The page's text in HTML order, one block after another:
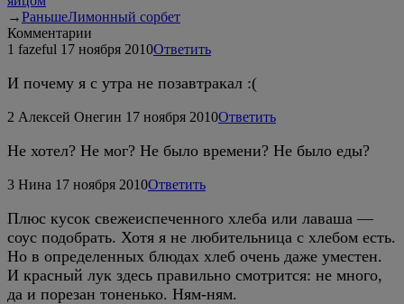
→РаньшеЛимонный сорбет
Комментарии
1 fazeful 17 ноября 2010Ответить
И почему я с утра не позавтракал :(
2 Алексей Онегин 17 ноября 2010Ответить
Не хотел? Не мог? Не было времени? Не было еды?
3 Нина 17 ноября 2010Ответить
Плюс кусок свежеиспеченного хлеба или лаваша —
соус подобрать. Хотя я не любительница с хлебом есть.
Но в определенных блюдах хлеб очень даже уместен.
И красный лук здесь правильно смотрится: не много,
да и порезан тоненько. Ням-ням.